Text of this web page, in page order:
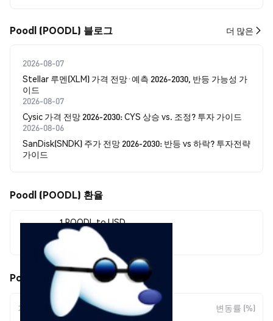
Poodl (POODL) 블로그 더 많은
2026-08-07
Stellar 루멘(XLM) 가격 전망·예측 2026-2030, 반등 가능성 가
이드
2026-08-07
Cysic 가격 전망 2026-2030: CYS 상승 vs. 조정? 투자 가이드
2026-08-06
SanDisk(SNDK) 주가 전망 2026-2030: 반등 vs 하락? 투자전략
가이드
Poodl (POODL) 환율
1 POODL to USD
$0.0<sub>9</sub>9272
Poodl (POODL) 가격 움직임
기간 변동 폭 변동률 (%)